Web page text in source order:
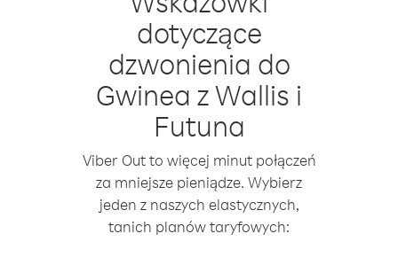
dotyczące
dzwonienia do
Gwinea z Wallis i
Futuna
Viber Out to więcej minut połączeń
za mniejsze pieniądze. Wybierz
jeden z naszych elastycznych,
tanich planów taryfowych: